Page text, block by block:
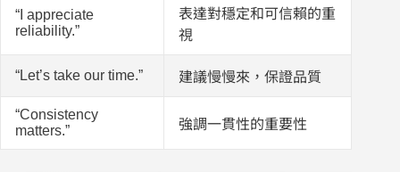
“I appreciate
reliability.”
表達對穩定和可信賴的重
視
“Let’s take our time.” 建議慢慢來，保證品質
“Consistency
matters.”
強調一貫性的重要性